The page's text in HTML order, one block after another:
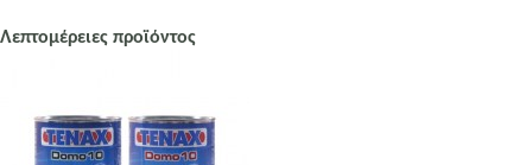
Λεπτομέρειες προϊόντος